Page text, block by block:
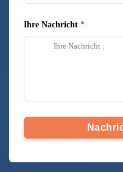
Ihre Nachricht